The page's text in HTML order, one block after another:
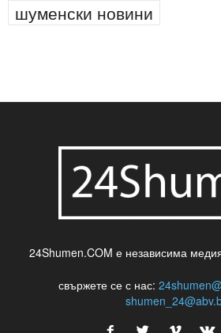
шуменски новини
24Shumen.COM е независима
свържете се с нас: